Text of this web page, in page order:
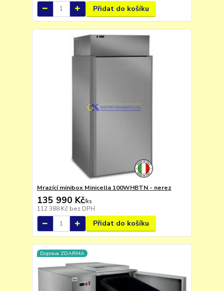
Přidat do košíku
Mrazící minibox Minicella 100WHBTN - nerez
135 990 Kč/ks
112 388 Kč bez DPH
Přidat do košíku
Doprava ZDARMA